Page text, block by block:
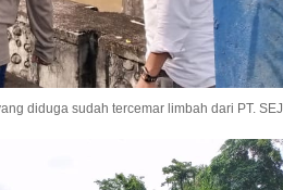
diduga sudah tercemar limbah dari PT. SEJ